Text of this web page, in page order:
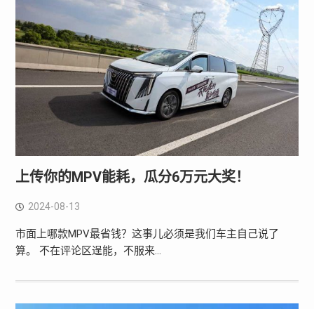
上传你的MPV能耗，瓜分6万元大奖！
2024-08-13
市面上哪款MPV最省钱？这事儿必须是我们车主自己说了
算。 不在评论区逞能，不服来…